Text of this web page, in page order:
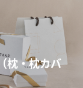
枕・枕カバ